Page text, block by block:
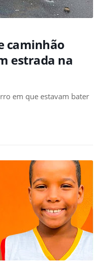
caminhão
estrada na
em que estavam bater